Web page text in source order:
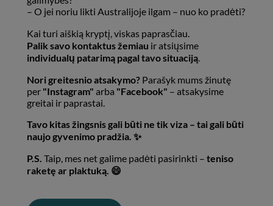
– O jei noriu likti Australijoje ilgam – nuo ko pradėti?
Kai turi aiškią kryptį, viskas paprasčiau.
Palik savo kontaktus žemiau ir atsiųsime
individualų patarimą pagal tavo situaciją
Nori greitesnio atsakymo? Parašyk mums žinutę
per "Instagram" arba "Facebook" – atsakysime
greitai ir paprastai.
Tavo kitas žingsnis gali būti ne tik viza – tai gali būti
naujo gyvenimo pradžia. ✨
P.S. Taip, mes net galime padėti pasirinkti – teniso
raketę ar plaktuką. 😄